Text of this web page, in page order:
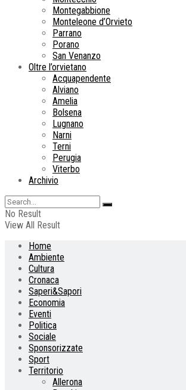
Montegabbione
Monteleone d’Orvieto
Parrano
Porano
San Venanzo
Oltre l’orvietano
Acquapendente
Alviano
Amelia
Bolsena
Lugnano
Narni
Terni
Perugia
Viterbo
Archivio
No Result
View All Result
Home
Ambiente
Cultura
Cronaca
Saperi&Sapori
Economia
Eventi
Politica
Sociale
Sponsorizzate
Sport
Territorio
Allerona